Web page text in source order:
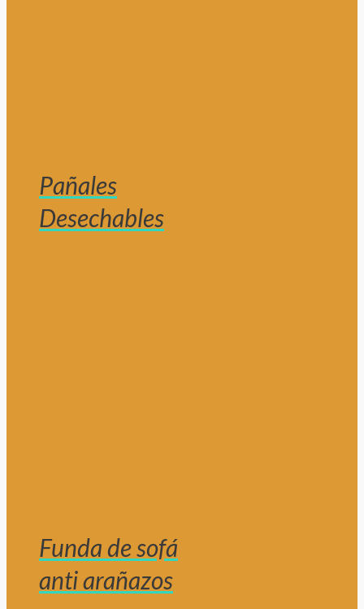
Pañales
Desechables
Funda de sofá
anti arañazos